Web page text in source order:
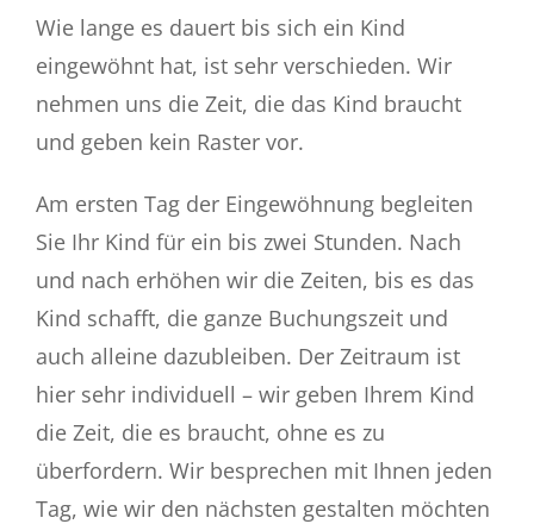
Wie lange es dauert bis sich ein Kind
eingewöhnt hat, ist sehr verschieden. Wir
nehmen uns die Zeit, die das Kind braucht
und geben kein Raster vor.
Am ersten Tag der Eingewöhnung begleiten
Sie Ihr Kind für ein bis zwei Stunden. Nach
und nach erhöhen wir die Zeiten, bis es das
Kind schafft, die ganze Buchungszeit und
auch alleine dazubleiben. Der Zeitraum ist
hier sehr individuell – wir geben Ihrem Kind
die Zeit, die es braucht, ohne es zu
überfordern. Wir besprechen mit Ihnen jeden
Tag, wie wir den nächsten gestalten möchten